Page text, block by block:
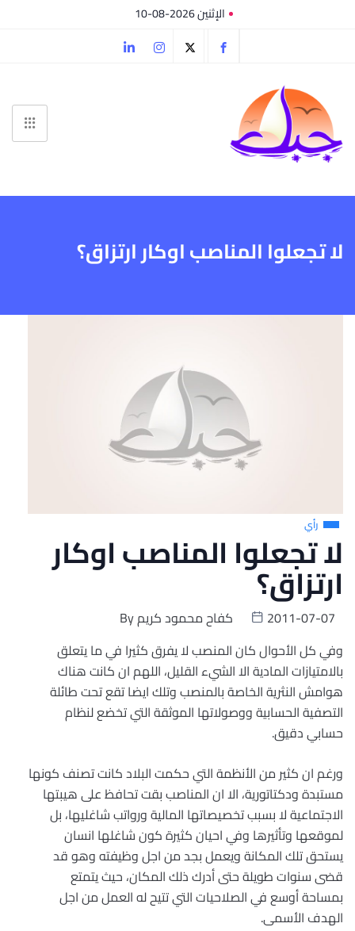
الإثنين 2026-08-10
لا تجعلوا المناصب اوكار ارتزاق؟
رأي
لا تجعلوا المناصب اوكار
ارتزاق؟
Byكفاح محمود كريم
2011-07-07
وفي كل الأحوال كان المنصب لا يفرق كثيرا في ما يتعلق
بالامتيازات المادية الا الشيء القليل، اللهم ان كانت هناك
هوامش النثرية الخاصة بالمنصب وتلك ايضا تقع تحت طائلة
التصفية الحسابية ووصولاتها الموثقة التي تخضع لنظام
حسابي دقيق.
ورغم ان كثير من الأنظمة التي حكمت البلاد كانت تصنف كونها
مستبدة ودكتاتورية، الا ان المناصب بقت تحافظ على هيبتها
الاجتماعية لا بسبب تخصيصاتها المالية ورواتب شاغليها، بل
لموقعها وتأثيرها وفي احيان كثيرة كون شاغلها انسان
يستحق تلك المكانة ويعمل بجد من اجل وظيفته وهو قد
قضى سنوات طويلة حتى أدرك ذلك المكان، حيث يتمتع
بمساحة أوسع في الصلاحيات التي تتيح له العمل من اجل
الهدف الأسمى.